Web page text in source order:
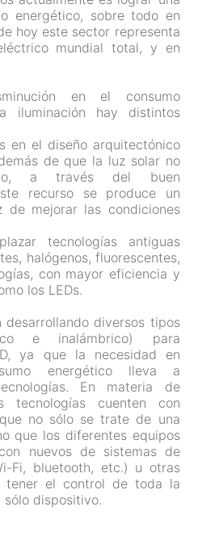
energético, sobre todo en
hoy este sector representa
mundial total, y en
en el consumo
iluminación hay distintos
en el diseño arquitectónico
de que la luz solar no
a través del buen
recurso se produce un
de mejorar las condiciones
tecnologías antiguas
halógenos, fluorescentes,
con mayor eficiencia y
los LEDs.
diversos tipos
e inalámbrico) para
ya que la necesidad en
energético lleva a
En materia de
tecnologías cuenten con
no sólo se trate de una
que los diferentes equipos
nuevos de sistemas de
Fi, bluetooth, etc.) u otras
tener el control de toda la
sólo dispositivo.